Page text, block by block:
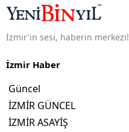
İzmir'in sesi, haberin merkezi!
İzmir Haber
Güncel
İZMİR GÜNCEL
İZMİR ASAYİŞ